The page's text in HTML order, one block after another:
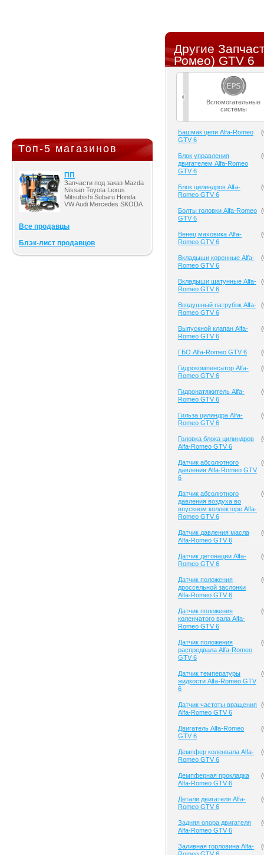
Топ-5 магазинов
ПП
Запчасти под заказ Mazda
Nissan Toyota Lexus
Mitsubishi Subaru Honda
VW Audi Mercedes SKODA
Все продавцы
Блэк-лист продавцов
Другие
Ромео) GTV 6
Вспомогательные
системы
Башмак цепи Alfa-Romeo
GTV 6
(
Блок управления
двигателем Alfa-Romeo
GTV 6
(
Блок цилиндров Alfa-
Romeo GTV 6
(
Болты головки Alfa-Romeo
GTV 6
(
Венец маховика Alfa-
Romeo GTV 6
(
Вкладыши коренные Alfa-
Romeo GTV 6
(
Вкладыши шатунные Alfa-
Romeo GTV 6
(
Воздушный патрубок Alfa-
Romeo GTV 6
(
Выпускной клапан Alfa-
Romeo GTV 6
(
ГБО Alfa-Romeo GTV 6 (
Гидрокомпенсатор Alfa-
Romeo GTV 6
(
Гидронатяжитель Alfa-
Romeo GTV 6
(
Гильза цилиндра Alfa-
Romeo GTV 6
(
Головка блока цилиндров
Alfa-Romeo GTV 6
(
Датчик абсолютного
давления Alfa-Romeo GTV
6
(
Датчик абсолютного
давления воздуха во
впускном коллекторе Alfa-
Romeo GTV 6
(
Датчик давления масла
Alfa-Romeo GTV 6
(
Датчик детонации Alfa-
Romeo GTV 6
(
Датчик положения
дроссельной заслонки
Alfa-Romeo GTV 6
(
Датчик положения
коленчатого вала Alfa-
Romeo GTV 6
(
Датчик положения
распредвала Alfa-Romeo
GTV 6
(
Датчик температуры
жидкости Alfa-Romeo GTV
6
(
Датчик частоты вращения
Alfa-Romeo GTV 6
(
Двигатель Alfa-Romeo
GTV 6
(
Демпфер коленвала Alfa-
Romeo GTV 6
(
Демпферная прокладка
Alfa-Romeo GTV 6
(
Детали двигателя Alfa-
Romeo GTV 6
(
Задняя опора двигателя
Alfa-Romeo GTV 6
(
Заливная горловина Alfa-
(